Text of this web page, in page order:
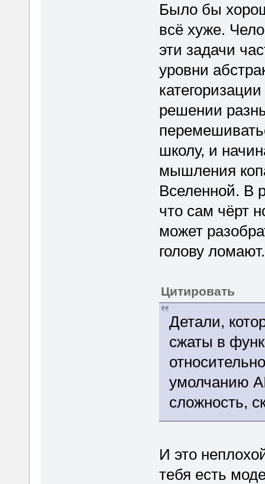
Было бы
всё хуже.
эти задачи
уровни
решении
школу, и
мышления
Вселенной. В
что сам чёрт
может
голову ломают.
Цитировать
Детали,
сжаты в
умолчанию
сложность,
И это
тебя есть